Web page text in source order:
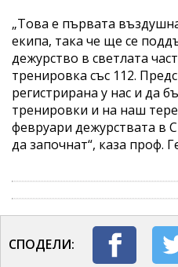
„Това е първата
екипа, така че ще се
дежурство в светлата
тренировка със 112.
регистрирана у нас и да
тренировки и на наш
февруари дежурствата
да започнат“, каза проф.
СПОДЕЛИ: